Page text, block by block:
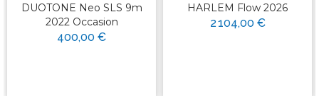
DUOTONE Neo SLS 9m
2022 Occasion
400,00 €
HARLEM Flow 2026
2 104,00 €